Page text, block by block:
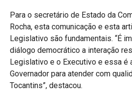
Para o secretário de Estado da
Rocha, esta comunicação e esta
Legislativo são fundamentais. “É
diálogo democrático a interação
Legislativo e o Executivo e essa é
Governador para atender com
Tocantins”, destacou.